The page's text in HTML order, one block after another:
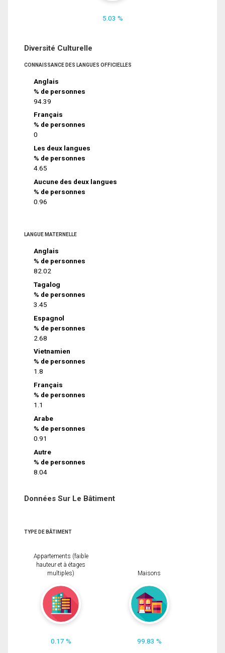
5.03 %
Diversité Culturelle
CONNAISSANCE DES LANGUES OFFICIELLES
Anglais
% de personnes
94.39
Français
% de personnes
0
Les deux langues
% de personnes
4.65
Aucune des deux langues
% de personnes
0.96
LANGUE MATERNELLE
Anglais
% de personnes
82.02
Tagalog
% de personnes
3.45
Espagnol
% de personnes
2.68
Vietnamien
% de personnes
1.8
Français
% de personnes
1.1
Arabe
% de personnes
0.91
Autre
% de personnes
8.04
Données Sur Le Bâtiment
TYPE DE BÂTIMENT
Appartements (faible
hauteur et à étages
multiples)
0.17 %
Maisons
99.83 %